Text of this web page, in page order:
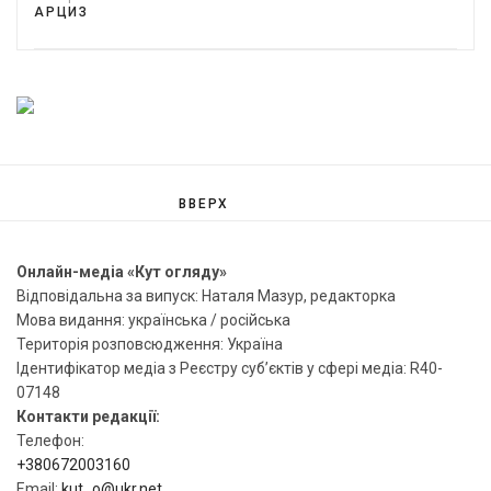
АРЦИЗ
ВВЕРХ
Онлайн-медіа «Кут огляду»
Відповідальна за випуск: Наталя Мазур, редакторка
Мова видання: українська / російська
Територія розповсюдження: Україна
Ідентифікатор медіа з Реєстру суб’єктів у сфері медіа: R40-
07148
Контакти редакції:
Телефон:
+380672003160